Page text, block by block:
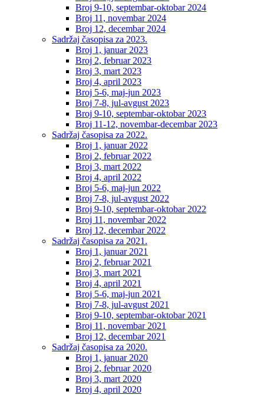
Broj 9-10, septembar-oktobar 2024
Broj 11, novembar 2024
Broj 12, decembar 2024
Sadržaj časopisa za 2023.
Broj 1, januar 2023
Broj 2, februar 2023
Broj 3, mart 2023
Broj 4, april 2023
Broj 5-6, maj-jun 2023
Broj 7-8, jul-avgust 2023
Broj 9-10, septembar-oktobar 2023
Broj 11-12, novembar-decembar 2023
Sadržaj časopisa za 2022.
Broj 1, januar 2022
Broj 2, februar 2022
Broj 3, mart 2022
Broj 4, april 2022
Broj 5-6, maj-jun 2022
Broj 7-8, jul-avgust 2022
Broj 9-10, septembar-oktobar 2022
Broj 11, novembar 2022
Broj 12, decembar 2022
Sadržaj časopisa za 2021.
Broj 1, januar 2021
Broj 2, februar 2021
Broj 3, mart 2021
Broj 4, april 2021
Broj 5-6, maj-jun 2021
Broj 7-8, jul-avgust 2021
Broj 9-10, septembar-oktobar 2021
Broj 11, novembar 2021
Broj 12, decembar 2021
Sadržaj časopisa za 2020.
Broj 1, januar 2020
Broj 2, februar 2020
Broj 3, mart 2020
Broj 4, april 2020